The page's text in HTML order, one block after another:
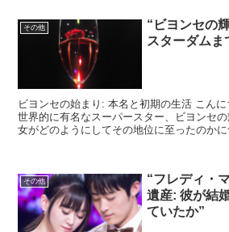
その他
“ビヨンセの
スターダムま
ビヨンセの始まり: 本名と初期の生活 こん
世界的に有名なスーパースター、ビヨンセ
女がどのようにしてその地位に至ったのかに
その他
“フレディ・
遺産: 彼が結
ていたか”